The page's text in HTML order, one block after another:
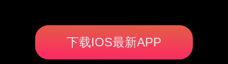
下载IOS最新APP